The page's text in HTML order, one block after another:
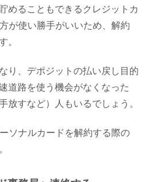
めることもできるクレジットカ
が使い勝手がいいため、解約
。
り、デポジットの払い戻し目的
道路を使う機会がなくなった
放すなど）人もいるでしょう。
ソナルカードを解約する際の